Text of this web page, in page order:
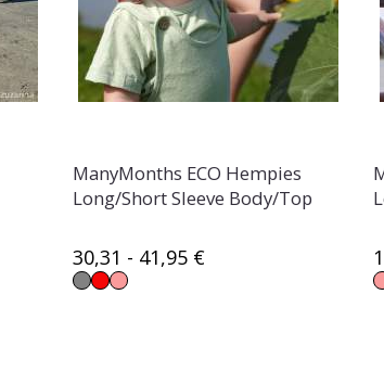
ManyMonths ECO Hempies
Long/Short Sleeve Body/Top
30,31 - 41,95 €